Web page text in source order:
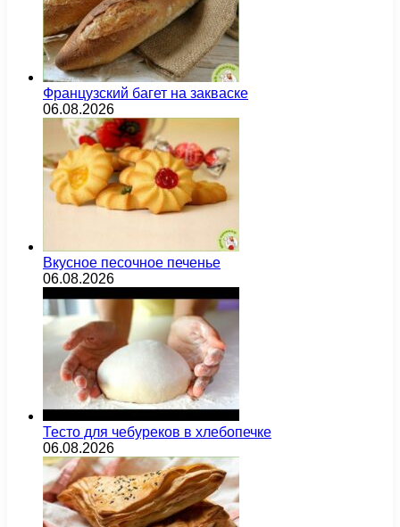
Французский багет на закваске
06.08.2026
Вкусное песочное печенье
06.08.2026
Тесто для чебуреков в хлебопечке
06.08.2026